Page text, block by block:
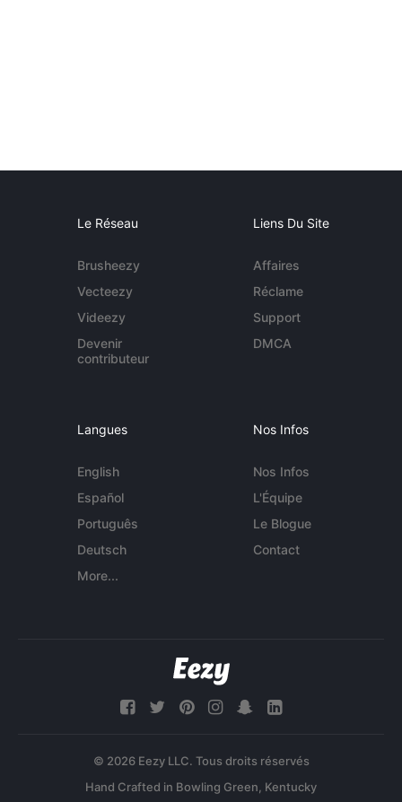
Le Réseau
Brusheezy
Vecteezy
Videezy
Devenir
contributeur
Liens Du Site
Affaires
Réclame
Support
DMCA
Langues
English
Español
Português
Deutsch
More...
Nos Infos
Nos Infos
L'Équipe
Le Blogue
Contact
© 2026 Eezy LLC. Tous droits réservés